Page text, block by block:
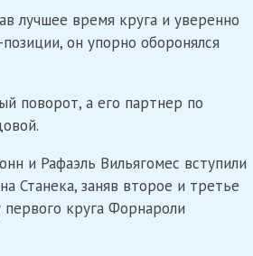
лучшее время круга и уверенно
он упорно оборонялся
поворот, а его партнер по
и Рафаэль Вильягомес вступили
Станека, заняв второе и третье
круга Форнароли